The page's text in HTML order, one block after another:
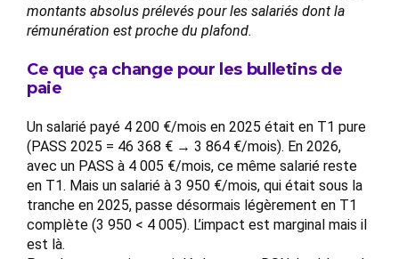
montants absolus prélevés pour les salariés dont la
rémunération est proche du plafond.
Ce que ça change pour les bulletins de
paie
Un salarié payé 4 200 €/mois en 2025 était en T1 pure
(PASS 2025 = 46 368 € → 3 864 €/mois). En 2026,
avec un PASS à 4 005 €/mois, ce même salarié reste
en T1. Mais un salarié à 3 950 €/mois, qui était sous la
tranche en 2025, passe désormais légèrement en T1
complète (3 950 < 4 005). L’impact est marginal mais il
est là.